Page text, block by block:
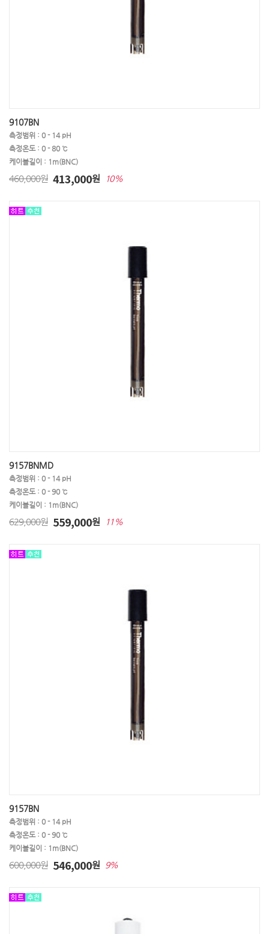
9107BN
측정범위 : 0 - 14 pH
측정온도 : 0 - 80 ℃
케이블길이 : 1m(BNC)
460,000원 413,000원 10%
9157BNMD
측정범위 : 0 - 14 pH
측정온도 : 0 - 90 ℃
케이블길이 : 1m(BNC)
629,000원 559,000원 11%
9157BN
측정범위 : 0 - 14 pH
측정온도 : 0 - 90 ℃
케이블길이 : 1m(BNC)
600,000원 546,000원 9%